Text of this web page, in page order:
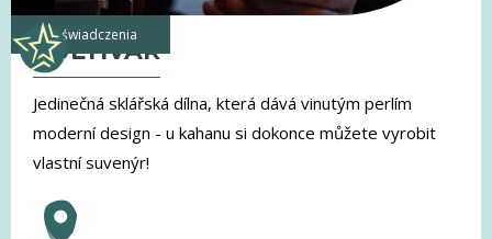
doświadczenia
KULTIVAR
Jedinečná sklářská dílna, která dává vinutým perlím
moderní design - u kahanu si dokonce můžete vyrobit
vlastní suvenýr!